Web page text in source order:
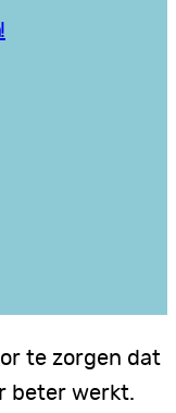
te zorgen dat
beter werkt.